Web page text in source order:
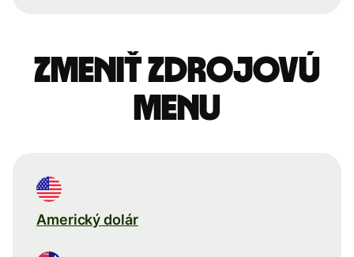
Zmeniť zdrojovú
menu
Americký dolár